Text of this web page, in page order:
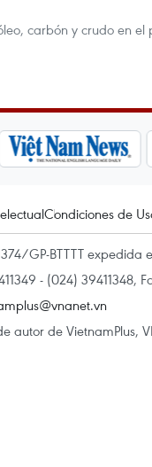
carbón y crudo en
Condiciones de
GP-BTTTT
- (024) 39411348,
autor de VietnamPlus,